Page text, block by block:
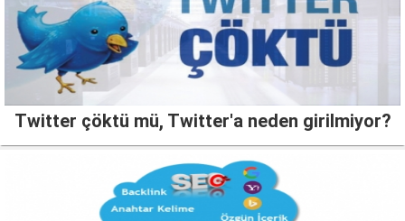
Twitter çöktü mü, Twitter'a neden girilmiyor?